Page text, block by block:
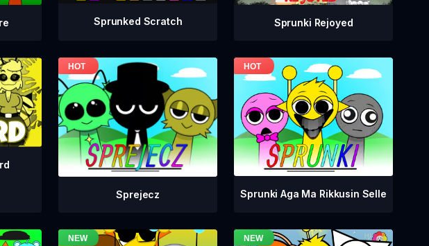
Sprunked Scratch Sprunki Rejoyed
Sprejecz Sprunki Aga Ma Rikkusin Selle